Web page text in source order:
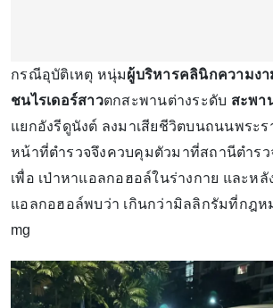
กรณีอุบัติเหตุ หนุ่มผู้บริหารคลินิกความง
ชนไรเดอร์สาวตกสะพานต่างระดับ สะพา
แยกอังรีดูนังต์ ลงมาเสียชีวิตบนถนนพระร
หน้าที่ตำรวจจึงควบคุมตัวมาที่สถานีตำร
เพื่อ เป่าหาแอลกอฮอล์ในร่างกาย และหลั
แอลกอฮอล์พบว่า เกินกว่ามิลลิกรัมที่กฎห
mg